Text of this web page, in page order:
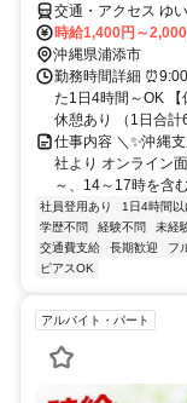
交通・アクセス ゆ
時給1,400円～
沖縄県浦添市
勤務時間詳細
た1日4時間～OK 【
休憩あり （1日合計
仕事内容 ＼✨沖縄
社より オンライン
～、14～17時を含
社員登用あり 1日4時間以
学歴不問
経験不問 未経
交通費支給
長期歓迎 フ
ピアスOK
アルバイト・パート